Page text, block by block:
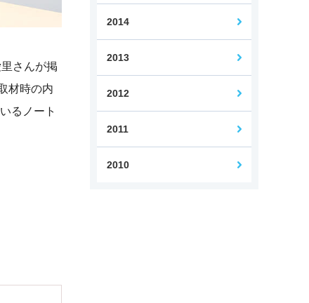
さんが掲
材時の内
るノート
2014
2013
2012
2011
2010